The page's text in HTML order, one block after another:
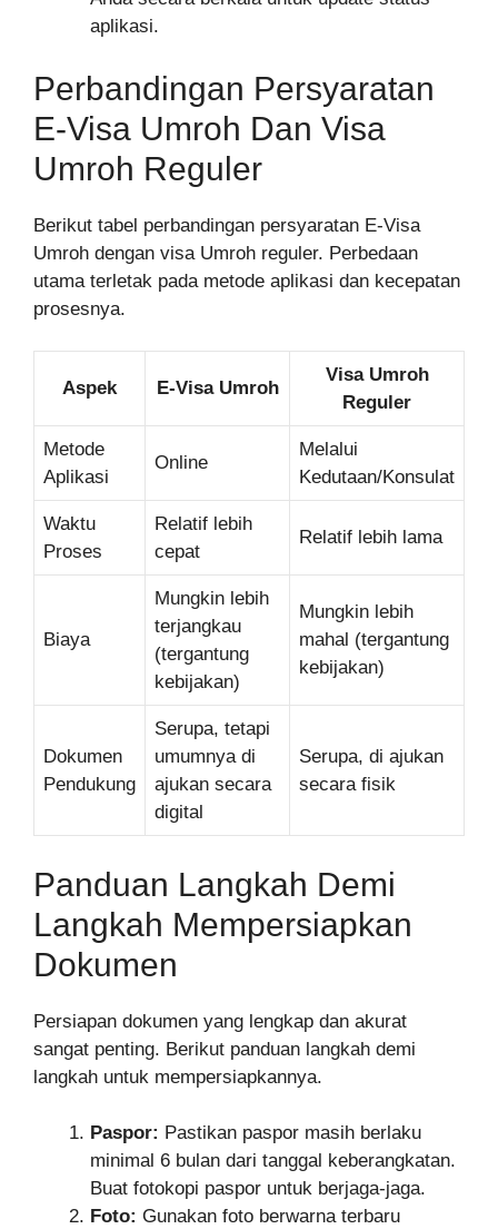
aplikasi.
Perbandingan Persyaratan
E-Visa Umroh Dan Visa
Umroh Reguler
Berikut tabel perbandingan persyaratan E-Visa
Umroh dengan visa Umroh reguler. Perbedaan
utama terletak pada metode aplikasi dan kecepatan
prosesnya.
Aspek E-Visa Umroh
Visa Umroh
Reguler
Metode
Aplikasi
Online
Melalui
Kedutaan/Konsulat
Waktu
Proses
Relatif lebih
cepat
Relatif lebih lama
Biaya
Mungkin lebih
terjangkau
(tergantung
kebijakan)
Mungkin lebih
mahal (tergantung
kebijakan)
Dokumen
Pendukung
Serupa, tetapi
umumnya di
ajukan secara
digital
Serupa, di ajukan
secara fisik
Panduan Langkah Demi
Langkah Mempersiapkan
Dokumen
Persiapan dokumen yang lengkap dan akurat
sangat penting. Berikut panduan langkah demi
langkah untuk mempersiapkannya.
Paspor: Pastikan paspor masih berlaku
minimal 6 bulan dari tanggal keberangkatan.
Buat fotokopi paspor untuk berjaga-jaga.
Foto: Gunakan foto berwarna terbaru